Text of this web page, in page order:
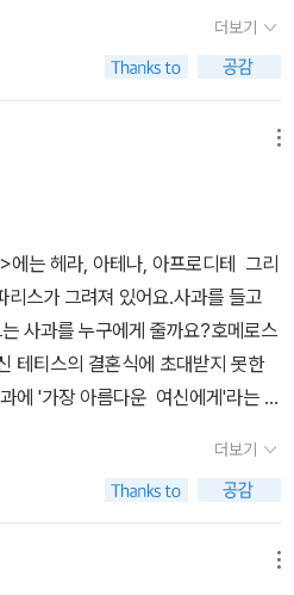
망정이지 아님 바위 사이에 좌초될
라 여신을 도와줬던 적이 있었던 이
를 사랑으로 꼬셔 나라와 부모를 배
그러나 신들의 노여움을 사서 귀환
이라는 긴 고행 끝에 이오콜로스에
절히 내어줄까나?#제로책방 #책
성인까지추천도서 #아이와함께읽
평도서 #독서마라토너 #총10권중
이론의 마지막 당부“너는 앞으로
것이다. 그렇더라도 명예를 더럽히
의로운 자가 되어야 한다. 가서 정직
기 바란다. 그러면 사람들은 자연스
야기의 내용에 대해 질문을 하기도
화 속에 담긴 교훈도 잘 전달된 것
정주행할 예정이에요.주석이 덧붙
미있게 이해할 수 있어서, 학습 효과
완벽한 도서!올 겨울방학 필독서로
찬 #주석으로쉽게읽는고정욱그리
정욱그리스로마신화 #그리스로마
방학책읽기 #독서마라톤#그리스로
스 #초등추천도서 #청소년필독서
아손의 이야기인데요. 아이손과 이
야합니다. 아이손이 아버지이고,
버지인 아이손은 왕권을 넘겨줍니
고 싶어서 넘겨주었으니 강제로 넘
타우로스인 케이론에게 가서 가르침
대해서 궁금해하기 시작했어요. 결
은 삼촌 펠리아스에게서 왕권을 되
성합니다. 원정대를 결성한 이유가
그냥 왕권을 물려줄리가 없었지요.
. 바로 절대 잠들지 않는 용이 지키
었지요. 이아손은 과연 황금양털을
모험이 일어날지 궁금해지지요? 그
상 깊었던 부분은 정말로 아르고호 원
부분이라고 해요. 이들은 그리스
에서 신의 노여움을 사 리비아로 불
더보기
에는 헤라, 아테나, 아프로디테 그리
리스가 그려져 있어요.사과를 들고
사과를 누구에게 줄까요?호메로스
테티스의 결혼식에 초대받지 못한
에 '가장 아름다운 여신에게'라는 글
지요.하늘의 신 제우스는 여신의 원
'파리스'에게 황금 사과를 가장 아름
. 결혼과 가정의 여신'헤라'와 지혜와
사랑의 여신 '아프로디테' 막강한 여
더보기